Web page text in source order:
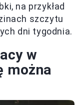
na przykład
szczytu
dni tygodnia.
w
można